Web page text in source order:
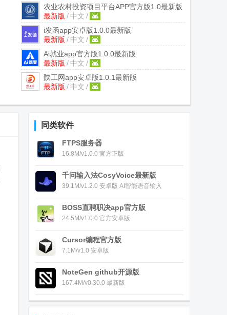
农业农村投资项目平台APP官方版1.0最新版
最新版 / 中文 /
i发函app安卓版1.0.0最新版
最新版 / 中文 /
Ai就业app官方版1.0.0最新版
最新版 / 中文 /
陕工网app安卓版1.0.1最新版
最新版 / 中文 /
同类软件
FTPS服务器
16.8M/v1.0.0 官方正版
千问输入法CosyVoice最新版
39.1M/v1.2.0 安卓版 AI智能语音输入
BOSS直聘职决app官方版
24.5M/v1.0.0 官方安卓版
Cursor编程官方版
7.1M/v1.0 安卓版
NoteGen github开源版
167.4M/v0.30.0 最新版